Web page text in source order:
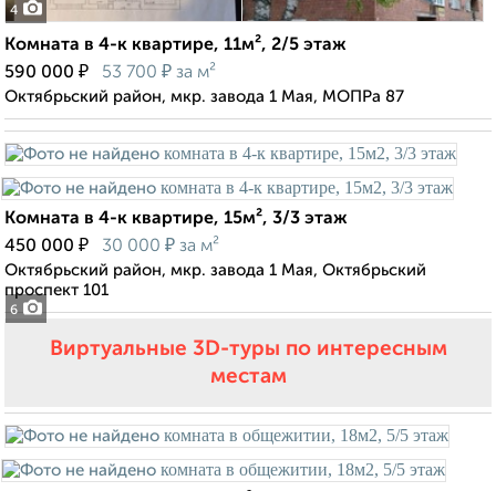
4
Комната в 4-к квартире, 11м², 2/5 этаж
590 000 ₽ 53 700 ₽ за м²
Октябрьский район, мкр. завода 1 Мая, МОПРа 87
6
Комната в 4-к квартире, 15м², 3/3 этаж
450 000 ₽ 30 000 ₽ за м²
Октябрьский район, мкр. завода 1 Мая, Октябрьский
проспект 101
Виртуальные 3D-туры по интересным
местам